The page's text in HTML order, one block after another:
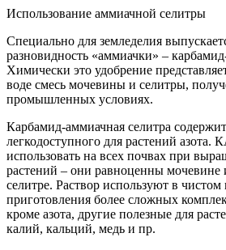
Использование аммиачной селитры
Специально для земледелия
разновидность «аммиачки» –
Химически это удобрение
воде смесь мочевины и селитры,
промышленных условиях.
Карбамид-аммиачная селитра
легкодоступного для растений
использовать на всех почвах при
растений – они равноценны мочевине
селитре. Раствор используют в
приготовления более сложных
кроме азота, другие полезные для
калий, кальций, медь и пр.